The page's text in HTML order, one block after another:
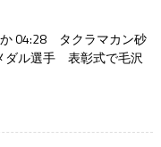
04:28 タクラマカン砂
ダル選手 表彰式で毛沢